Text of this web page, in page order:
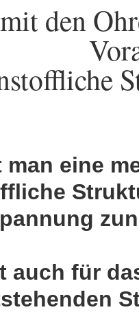
den
man eine
auch für